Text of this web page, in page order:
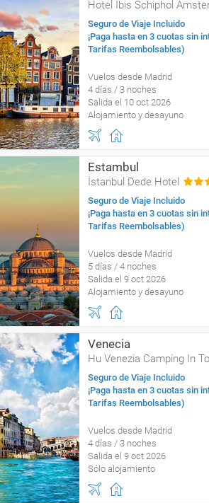
Hotel Ibis Schiphol
Seguro de Viaje Incluido
¡Paga hasta en 3 cuotas sin
Tarifas Reembolsables)
Vuelos desde Madrid
4 días / 3 noches
Salida el 10 oct 2026
Alojamiento y desayuno
Estambul
İstanbul Dede Hotel
Seguro de Viaje Incluido
¡Paga hasta en 3 cuotas sin
Tarifas Reembolsables)
Vuelos desde Madrid
5 días / 4 noches
Salida el 9 oct 2026
Alojamiento y desayuno
Venecia
Hu Venezia Camping In
Seguro de Viaje Incluido
¡Paga hasta en 3 cuotas sin
Tarifas Reembolsables)
Vuelos desde Madrid
4 días / 3 noches
Salida el 9 oct 2026
Sólo alojamiento